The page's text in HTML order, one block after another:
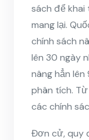
sách để khai
mang lại.
chính sách
lên 30 ngày
nâng hẳn lên
phân tích.
các chính
Đơn cử, quy